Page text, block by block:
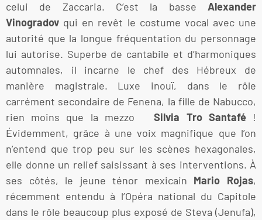
celui de Zaccaria. C’est la basse Alexander
Vinogradov qui en revêt le costume vocal avec une
autorité que la longue fréquentation du personnage
lui autorise. Superbe de cantabile et d’harmoniques
automnales, il incarne le chef des Hébreux de
manière magistrale. Luxe inouï, dans le rôle
carrément secondaire de Fenena, la fille de Nabucco,
rien moins que la mezzoSilvia Tro Santafé !
Évidemment, grâce à une voix magnifique que l’on
n’entend que trop peu sur les scènes hexagonales,
elle donne un relief saisissant à ses interventions. À
ses côtés, le jeune ténor mexicain Mario Rojas,
récemment entendu à l’Opéra national du Capitole
dans le rôle beaucoup plus exposé de Steva (Jenufa),